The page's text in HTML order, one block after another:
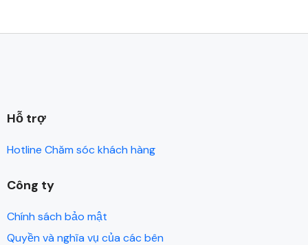
Hỗ trợ
Hotline Chăm sóc khách hàng
Công ty
Chính sách bảo mật
Quyền và nghĩa vụ của các bên